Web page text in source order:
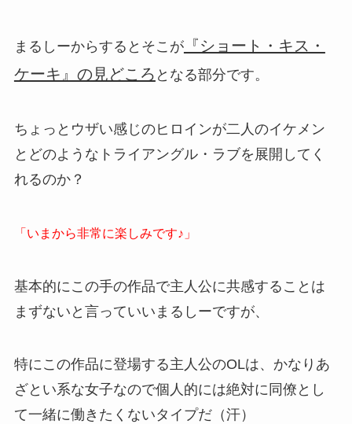
まるしーからするとそこが『ショート・キス・
ケーキ』の見どころ となる部分です。
ちょっとウザい感じのヒロインが二人のイケメン
とどのようなトライアングル・ラブを展開してく
れるのか？
「いまから非常に楽しみです♪」
基本的にこの手の作品で主人公に共感することは
まずないと言っていいまるしーですが、
特にこの作品に登場する主人公のOLは、かなりあ
ざとい系な女子なので個人的には絶対に同僚とし
て一緒に働きたくないタイプだ（汗）